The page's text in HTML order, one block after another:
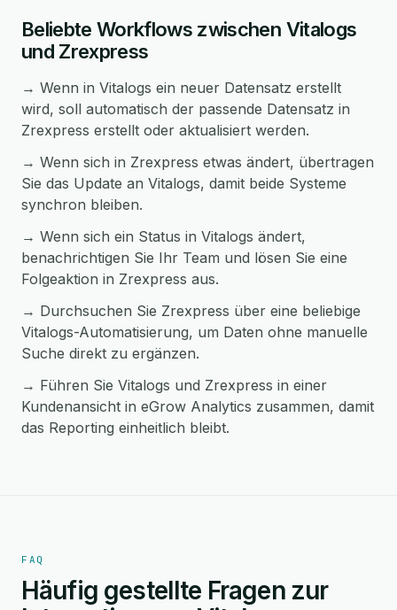
Beliebte Workflows zwischen Vitalogs
und Zrexpress
→ Wenn in Vitalogs ein neuer Datensatz erstellt
wird, soll automatisch der passende Datensatz in
Zrexpress erstellt oder aktualisiert werden.
→ Wenn sich in Zrexpress etwas ändert, übertragen
Sie das Update an Vitalogs, damit beide Systeme
synchron bleiben.
→ Wenn sich ein Status in Vitalogs ändert,
benachrichtigen Sie Ihr Team und lösen Sie eine
Folgeaktion in Zrexpress aus.
→ Durchsuchen Sie Zrexpress über eine beliebige
Vitalogs-Automatisierung, um Daten ohne manuelle
Suche direkt zu ergänzen.
→ Führen Sie Vitalogs und Zrexpress in einer
Kundenansicht in eGrow Analytics zusammen, damit
das Reporting einheitlich bleibt.
FAQ
Häufig gestellte Fragen zur